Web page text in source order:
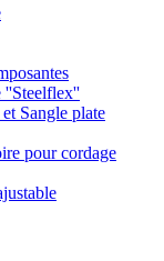
''Steelflex''
Sangle plate
pour cordage